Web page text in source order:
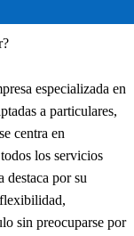
especializada en
a particulares,
centra en
los servicios
destaca por su
sin preocuparse por